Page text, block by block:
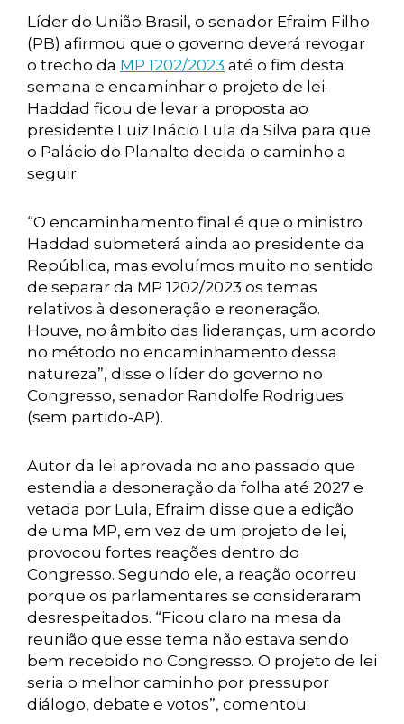
Líder do União Brasil, o senador Efraim Filho
(PB) afirmou que o governo deverá revogar
o trecho da MP 1202/2023 até o fim desta
semana e encaminhar o projeto de lei.
Haddad ficou de levar a proposta ao
presidente Luiz Inácio Lula da Silva para que
o Palácio do Planalto decida o caminho a
seguir.
“O encaminhamento final é que o ministro
Haddad submeterá ainda ao presidente da
República, mas evoluímos muito no sentido
de separar da MP 1202/2023 os temas
relativos à desoneração e reoneração.
Houve, no âmbito das lideranças, um acordo
no método no encaminhamento dessa
natureza”, disse o líder do governo no
Congresso, senador Randolfe Rodrigues
(sem partido-AP).
Autor da lei aprovada no ano passado que
estendia a desoneração da folha até 2027 e
vetada por Lula, Efraim disse que a edição
de uma MP, em vez de um projeto de lei,
provocou fortes reações dentro do
Congresso. Segundo ele, a reação ocorreu
porque os parlamentares se consideraram
desrespeitados. “Ficou claro na mesa da
reunião que esse tema não estava sendo
bem recebido no Congresso. O projeto de lei
seria o melhor caminho por pressupor
diálogo, debate e votos”, comentou.